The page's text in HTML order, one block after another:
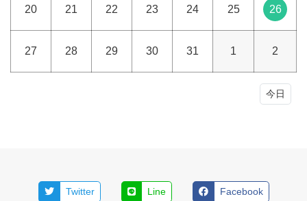
20 21 22 23 24 25 26
27 28 29 30 31 1 2
今日
Twitter Line Facebook